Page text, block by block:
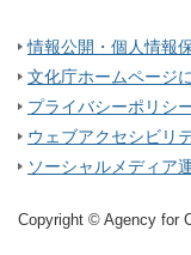
情報公開・個人情報
文化庁ホームページ
プライバシーポリシ
ウェブアクセシビリ
ソーシャルメディア
Copyright © Agency for